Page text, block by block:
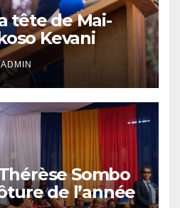
tête de Mai-
Kevani
et fait de la
Sombo
de l’année